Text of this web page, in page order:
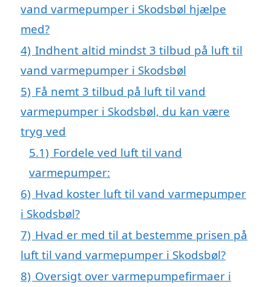
vand varmepumper i Skodsbøl hjælpe
med?
4) Indhent altid mindst 3 tilbud på luft til
vand varmepumper i Skodsbøl
5) Få nemt 3 tilbud på luft til vand
varmepumper i Skodsbøl, du kan være
tryg ved
5.1) Fordele ved luft til vand
varmepumper:
6) Hvad koster luft til vand varmepumper
i Skodsbøl?
7) Hvad er med til at bestemme prisen på
luft til vand varmepumper i Skodsbøl?
8) Oversigt over varmepumpefirmaer i